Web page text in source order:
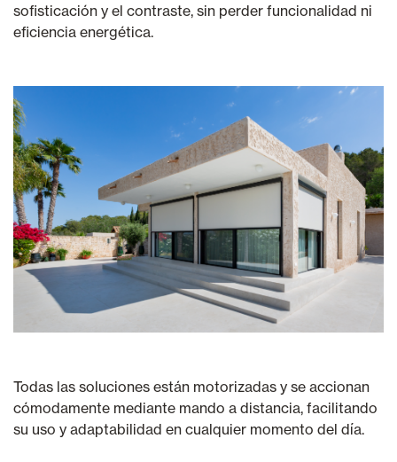
sofisticación y el contraste, sin perder funcionalidad ni
eficiencia energética.
Todas las soluciones están motorizadas y se accionan
cómodamente mediante mando a distancia, facilitando
su uso y adaptabilidad en cualquier momento del día.